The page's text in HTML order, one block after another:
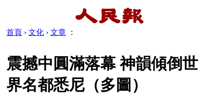
首頁 › 文化 › 文章 ：
震撼中圓滿落幕 神韻傾倒世
界名都悉尼（多圖）